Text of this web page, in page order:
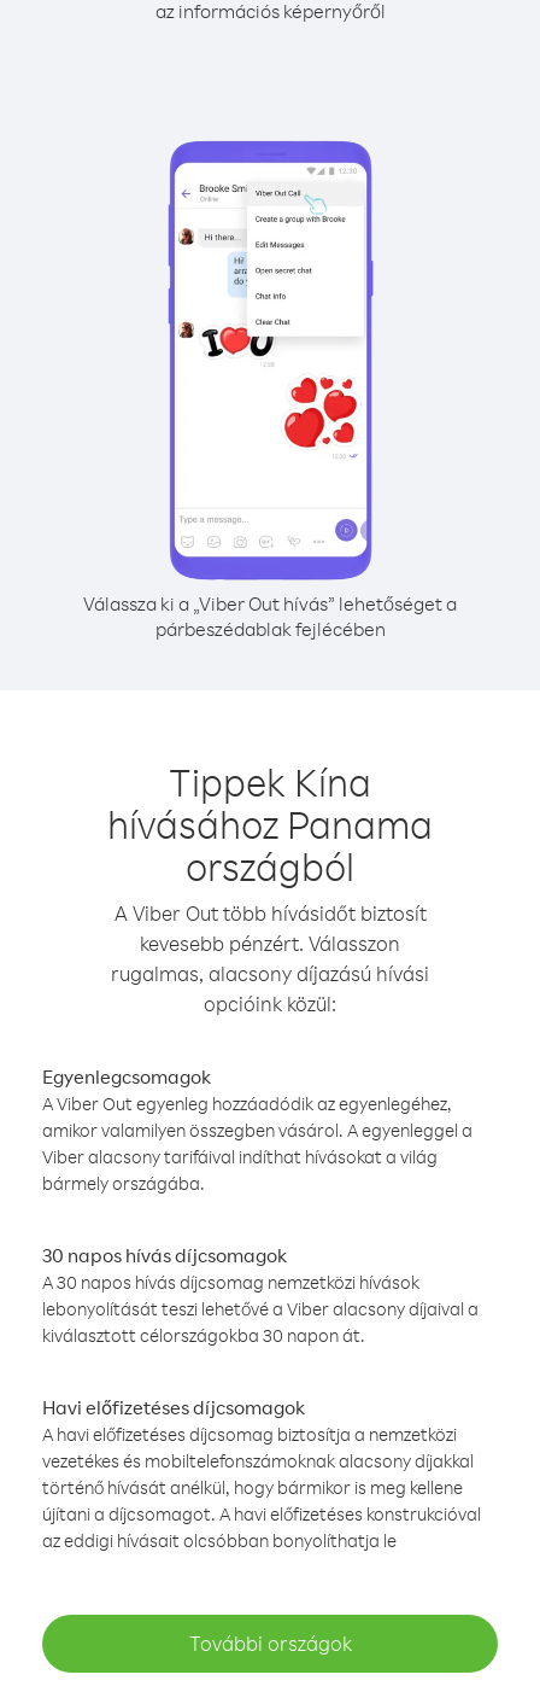
az információs képernyőről
Válassza ki a „Viber Out hívás” lehetőséget a
párbeszédablak fejlécében
Tippek Kína
hívásához Panama
országból
A Viber Out több hívásidőt biztosít
kevesebb pénzért. Válasszon
rugalmas, alacsony díjazású hívási
opcióink közül:
Egyenlegcsomagok
A Viber Out egyenleg hozzáadódik az egyenlegéhez,
amikor valamilyen összegben vásárol. A egyenleggel a
Viber alacsony tarifáival indíthat hívásokat a világ
bármely országába.
30 napos hívás díjcsomagok
A 30 napos hívás díjcsomag nemzetközi hívások
lebonyolítását teszi lehetővé a Viber alacsony díjaival a
kiválasztott célországokba 30 napon át.
Havi előfizetéses díjcsomagok
A havi előfizetéses díjcsomag biztosítja a nemzetközi
vezetékes és mobiltelefonszámoknak alacsony díjakkal
történő hívását anélkül, hogy bármikor is meg kellene
újítani a díjcsomagot. A havi előfizetéses konstrukcióval
az eddigi hívásait olcsóbban bonyolíthatja le
További országok